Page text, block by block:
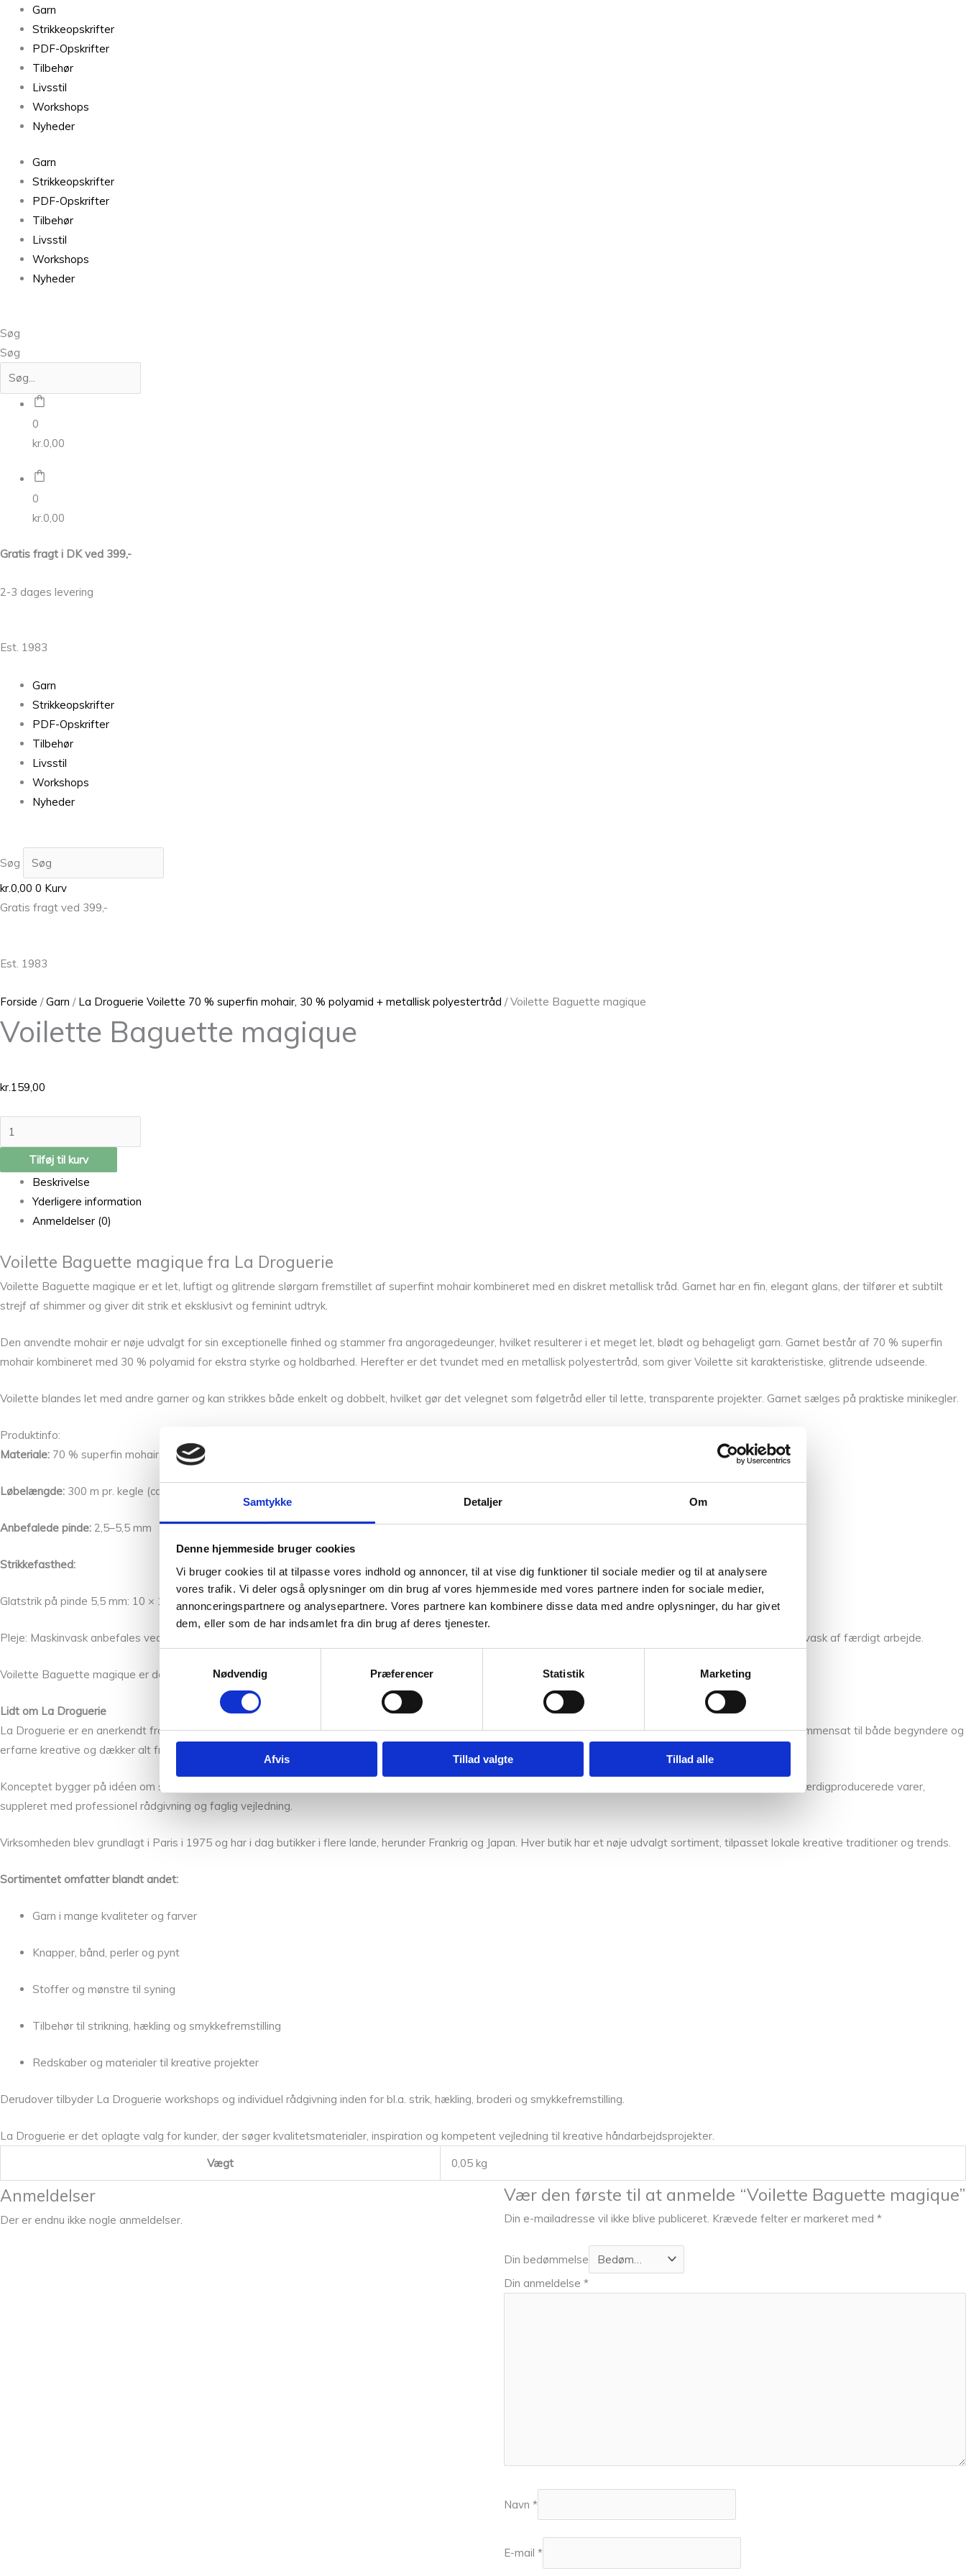
Samtykke Detaljer Om
Denne hjemmeside bruger cookies
Vi bruger cookies til at tilpasse vores indhold og annoncer, til at vise dig funktioner til sociale medier og til at analysere
vores trafik. Vi deler også oplysninger om din brug af vores hjemmeside med vores partnere inden for sociale medier,
annonceringspartnere og analysepartnere. Vores partnere kan kombinere disse data med andre oplysninger, du har givet
dem, eller som de har indsamlet fra din brug af deres tjenester.
Nødvendig
Præferencer Statistik Marketing
Afvis Tillad valgte Tillad alle
Garn
Strikkeopskrifter
PDF-Opskrifter
Tilbehør
Livsstil
Workshops
Nyheder
Garn
Strikkeopskrifter
PDF-Opskrifter
Tilbehør
Livsstil
Workshops
Nyheder
Søg
Søg
0
kr.0,00
0
kr.0,00
Gratis fragt i DK ved 399,-
2-3 dages levering
Est. 1983
Garn
Strikkeopskrifter
PDF-Opskrifter
Tilbehør
Livsstil
Workshops
Nyheder
Søg
kr.0,00 0 Kurv
Gratis fragt ved 399,-
Est. 1983
Forside /Garn / La Droguerie Voilette 70 % superfin mohair, 30 % polyamid + metallisk polyestertråd / Voilette Baguette magique
Voilette Baguette magique
kr.159,00
Voilette
Baguette
magique
antal
Tilføj til kurv
Beskrivelse
Yderligere information
Anmeldelser (0)
Voilette Baguette magique fra La Droguerie
Voilette Baguette magique er et let, luftigt og glitrende slørgarn fremstillet af superfint mohair kombineret med en diskret metallisk tråd. Garnet har en fin, elegant glans, der tilfører et subtilt
strejf af shimmer og giver dit strik et eksklusivt og feminint udtryk.
Den anvendte mohair er nøje udvalgt for sin exceptionelle finhed og stammer fra angoragedeunger, hvilket resulterer i et meget let, blødt og behageligt garn. Garnet består af 70 % superfin
mohair kombineret med 30 % polyamid for ekstra styrke og holdbarhed. Herefter er det tvundet med en metallisk polyestertråd, som giver Voilette sit karakteristiske, glitrende udseende.
Voilette blandes let med andre garner og kan strikkes både enkelt og dobbelt, hvilket gør det velegnet som følgetråd eller til lette, transparente projekter. Garnet sælges på praktiske minikegler.
Produktinfo:
Materiale: 70 % superfin mohair, 30 % polyamid + metallisk polyestertråd
Løbelængde: 300 m pr. kegle (ca. 328 yards)
Anbefalede pinde: 2,5–5,5 mm
Strikkefasthed:
Glatstrik på pinde 5,5 mm: 10 × 10 cm = 16 masker × 22 pinde
Pleje: Maskinvask anbefales ved 30 °C, skyl i lunkent vand og tør fladt. Når arbejdet er tørt, kan det børstes let for at løfte luven. Test altid på en strikkeprøve før vask af færdigt arbejde.
Voilette Baguette magique er det ideelle valg til dig, der ønsker et let, luksuriøst og glitrende garn til elegante og stemningsfulde strikkeprojekter.
Lidt om La Droguerie
La Droguerie er en anerkendt fransk butikskæde, der specialiserer sig i materialer og tilbehør til håndarbejde og kreative gør-det-selv-projekter. Sortimentet er sammensat til både begyndere og
erfarne kreative og dækker alt fra strik og hækling til syning og smykkefremstilling.
Konceptet bygger på idéen om selv at skabe personlige produkter. La Droguerie fokuserer derfor på salg af kvalitetsmaterialer, mønstre og inspiration frem for færdigproducerede varer,
suppleret med professionel rådgivning og faglig vejledning.
Virksomheden blev grundlagt i Paris i 1975 og har i dag butikker i flere lande, herunder Frankrig og Japan. Hver butik har et nøje udvalgt sortiment, tilpasset lokale kreative traditioner og trends.
Sortimentet omfatter blandt andet:
Garn i mange kvaliteter og farver
Knapper, bånd, perler og pynt
Stoffer og mønstre til syning
Tilbehør til strikning, hækling og smykkefremstilling
Redskaber og materialer til kreative projekter
Derudover tilbyder La Droguerie workshops og individuel rådgivning inden for bl.a. strik, hækling, broderi og smykkefremstilling.
La Droguerie er det oplagte valg for kunder, der søger kvalitetsmaterialer, inspiration og kompetent vejledning til kreative håndarbejdsprojekter.
Vægt
0,05 kg
Anmeldelser
Der er endnu ikke nogle anmeldelser.
Vær den første til at anmelde “Voilette Baguette magique”
Din e-mailadresse vil ikke blive publiceret. Krævede felter er markeret med *
Din bedømmelse
Din anmeldelse *
Navn *
E-mail *